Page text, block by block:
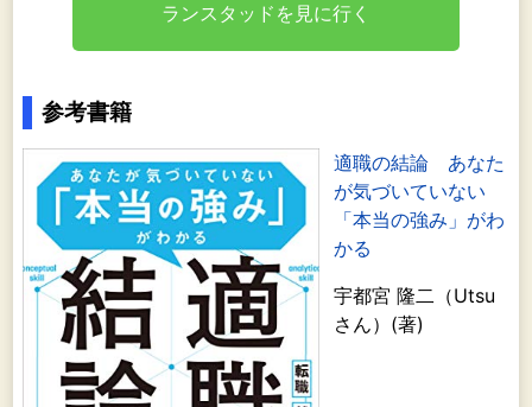
ランスタッドを見に行く
参考書籍
適職の結論 あなた
が気づいていない
「本当の強み」がわ
かる
宇都宮 隆二（Utsu
さん）(著)